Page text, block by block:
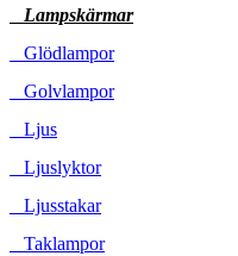
Lampskärmar
Glödlampor
Golvlampor
Ljus
Ljuslyktor
Ljusstakar
Taklampor